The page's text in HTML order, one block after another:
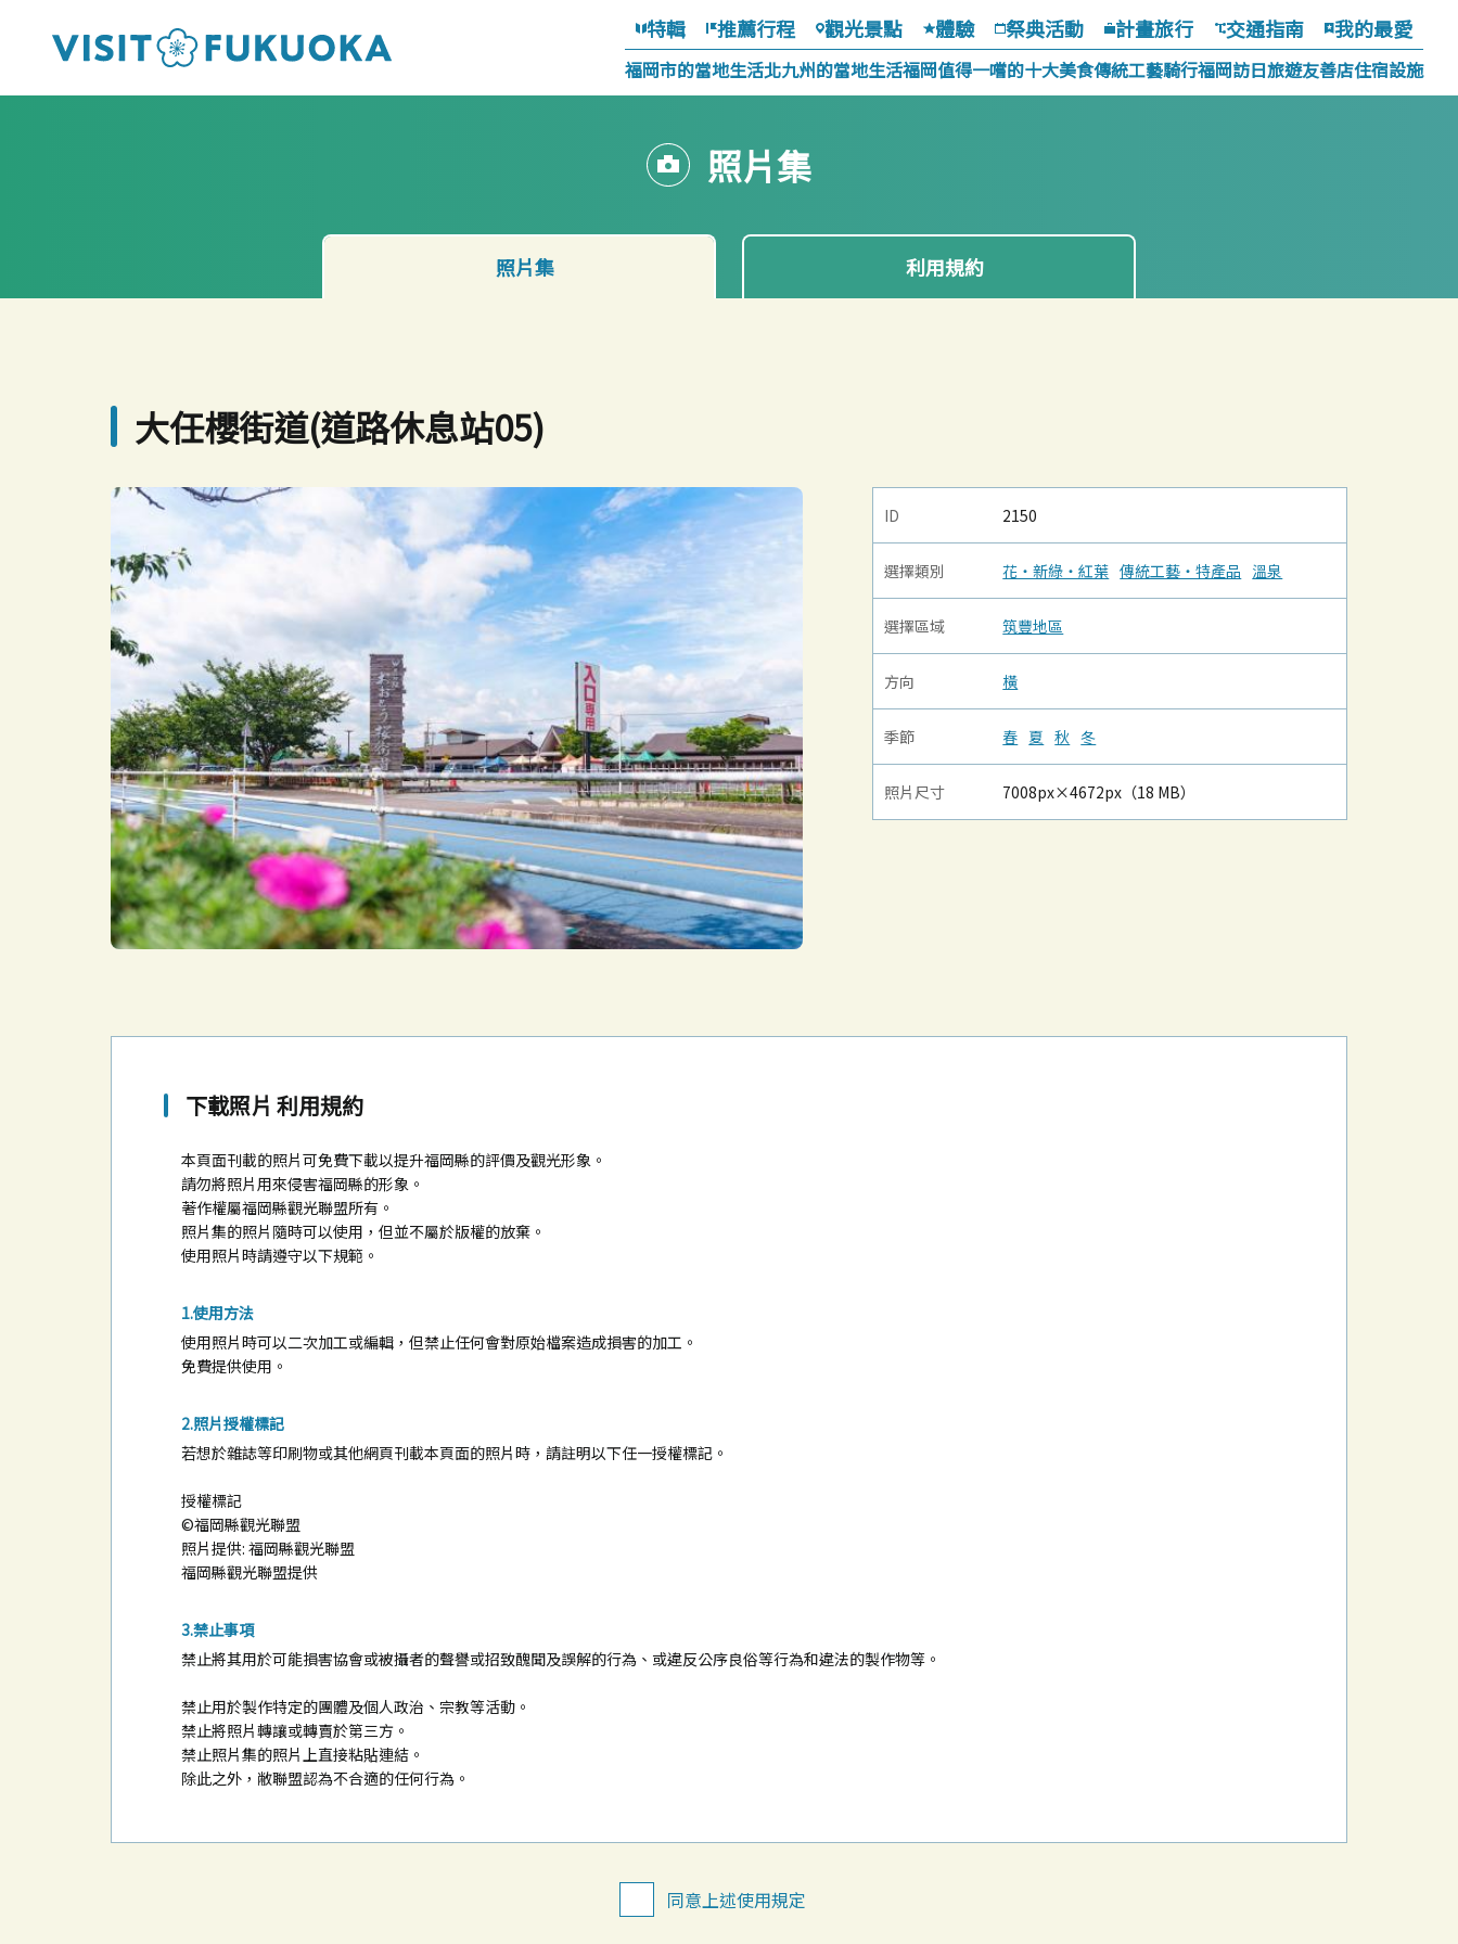
特輯 推薦行程 觀光景點 體驗 祭典活動 計畫旅行 交通指南 我的最愛
福岡市的當地生活北九州的當地生活福岡值得一嚐的十大美食傳統工藝騎行福岡訪日旅遊友善店住宿設施
照片集
照片集 利用規約
大任櫻街道(道路休息站05)
ID 2150
選擇類別 花‧新綠‧紅葉 傳統工藝‧特產品 溫泉
選擇區域 筑豐地區
方向 橫
季節 春 夏 秋 冬
照片尺寸 7008px×4672px（18 MB）
下載照片 利用規約
本頁面刊載的照片可免費下載以提升福岡縣的評價及觀光形象。
請勿將照片用來侵害福岡縣的形象。
著作權屬福岡縣觀光聯盟所有。
照片集的照片隨時可以使用，但並不屬於版權的放棄。
使用照片時請遵守以下規範。
使用方法
使用照片時可以二次加工或編輯，但禁止任何會對原始檔案造成損害的加工。
免費提供使用。
照片授權標記
若想於雜誌等印刷物或其他網頁刊載本頁面的照片時，請註明以下任一授權標記。
授權標記
©福岡縣觀光聯盟
照片提供: 福岡縣觀光聯盟
福岡縣觀光聯盟提供
禁止事項
禁止將其用於可能損害協會或被攝者的聲譽或招致醜聞及誤解的行為、或違反公序良俗等行為和違法的製作物等。
禁止用於製作特定的團體及個人政治、宗教等活動。
禁止將照片轉讓或轉賣於第三方。
禁止照片集的照片上直接粘貼連結。
除此之外，敝聯盟認為不合適的任何行為。
同意上述使用規定